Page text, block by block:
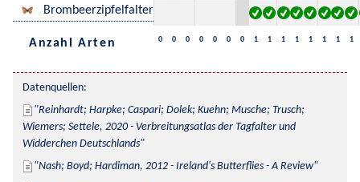
Brombeerzipfelfalter
Anzahl Arten 0 0 0 0 0 0 0 1 1 1 1 1 1 1 1
Datenquellen:
Reinhardt; Harpke; Caspari; Dolek; Kuehn; Musche; Trusch;
Wiemers; Settele, 2020 - Verbreitungsatlas der Tagfalter und
Widderchen Deutschlands
Nash; Boyd; Hardiman, 2012 - Ireland's Butterflies - A Review